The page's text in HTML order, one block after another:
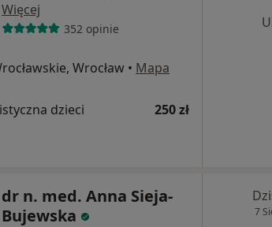
Więcej
352 opinie
Wrocław • Mapa
dzieci 250 zł
dr n. med. Anna Sieja-
Bujewska
7